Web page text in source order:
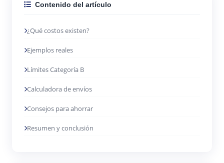
Contenido del artículo
¿Qué costos existen?
Ejemplos reales
Límites Categoría B
Calculadora de envíos
Consejos para ahorrar
Resumen y conclusión